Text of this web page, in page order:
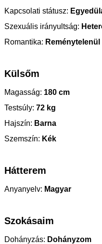
Kapcsolati státusz:
Szexuális irányultság:
Romantika:
Külsőm
Magasság: 180 cm
Testsúly: 72 kg
Hajszín: Barna
Szemszín: Kék
Hátterem
Anyanyelv: Magyar
Szokásaim
Dohányzás: Dohányzom